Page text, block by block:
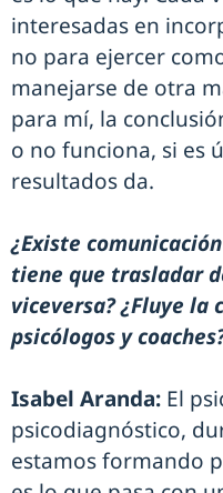
interesadas en
no para ejercer
manejarse de otra
para mí, la
o no funciona, si es
resultados da.
¿Existe
tiene que trasladar
viceversa? ¿Fluye la
psicólogos y
Isabel Aranda: El
psicodiagnóstico,
estamos formando